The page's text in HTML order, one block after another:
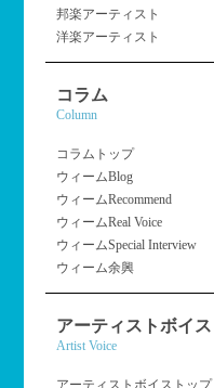
邦楽アーティスト
洋楽アーティスト
コラム
Column
コラムトップ
ウィームBlog
ウィームRecommend
ウィームReal Voice
ウィームSpecial Interview
ウィーム余興
アーティストボイス
Artist Voice
アーティストボイストップ